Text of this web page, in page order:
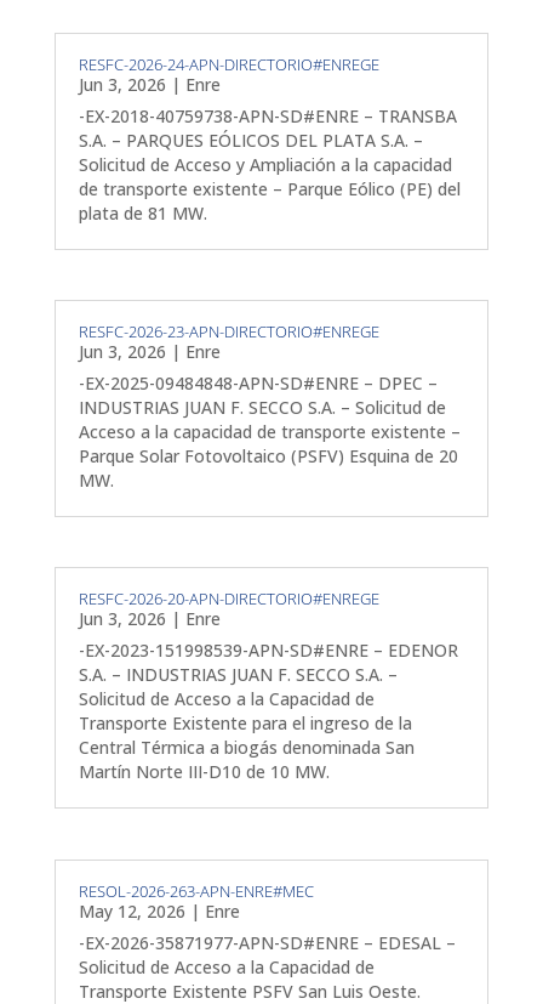
RESFC-2026-24-APN-DIRECTORIO#ENREGE
Jun 3, 2026 | Enre
-EX-2018-40759738-APN-SD#ENRE – TRANSBA
S.A. – PARQUES EÓLICOS DEL PLATA S.A. –
Solicitud de Acceso y Ampliación a la capacidad
de transporte existente – Parque Eólico (PE) del
plata de 81 MW.
RESFC-2026-23-APN-DIRECTORIO#ENREGE
Jun 3, 2026 | Enre
-EX-2025-09484848-APN-SD#ENRE – DPEC –
INDUSTRIAS JUAN F. SECCO S.A. – Solicitud de
Acceso a la capacidad de transporte existente –
Parque Solar Fotovoltaico (PSFV) Esquina de 20
MW.
RESFC-2026-20-APN-DIRECTORIO#ENREGE
Jun 3, 2026 | Enre
-EX-2023-151998539-APN-SD#ENRE – EDENOR
S.A. – INDUSTRIAS JUAN F. SECCO S.A. –
Solicitud de Acceso a la Capacidad de
Transporte Existente para el ingreso de la
Central Térmica a biogás denominada San
Martín Norte III-D10 de 10 MW.
RESOL-2026-263-APN-ENRE#MEC
May 12, 2026 | Enre
-EX-2026-35871977-APN-SD#ENRE – EDESAL –
Solicitud de Acceso a la Capacidad de
Transporte Existente PSFV San Luis Oeste.